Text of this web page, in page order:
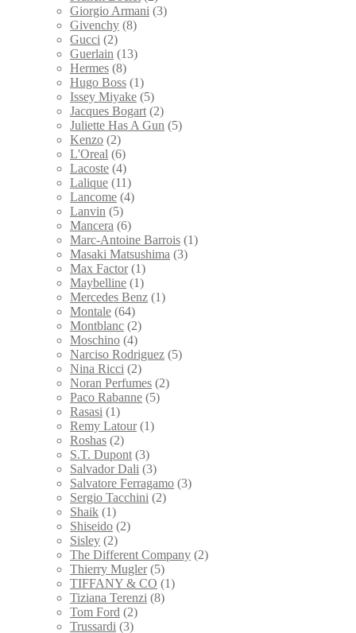
Giorgio Armani (3)
Givenchy (8)
Gucci (2)
Guerlain (13)
Hermes (8)
Hugo Boss (1)
Issey Miyake (5)
Jacques Bogart (2)
Juliette Has A Gun (5)
Kenzo (2)
L'Oreal (6)
Lacoste (4)
Lalique (11)
Lancome (4)
Lanvin (5)
Mancera (6)
Marc-Antoine Barrois (1)
Masaki Matsushima (3)
Max Factor (1)
Maybelline (1)
Mercedes Benz (1)
Montale (64)
Montblanc (2)
Moschino (4)
Narciso Rodriguez (5)
Nina Ricci (2)
Noran Perfumes (2)
Paco Rabanne (5)
Rasasi (1)
Remy Latour (1)
Roshas (2)
S.T. Dupont (3)
Salvador Dali (3)
Salvatore Ferragamo (3)
Sergio Tacchini (2)
Shaik (1)
Shiseido (2)
Sisley (2)
The Different Company (2)
Thierry Mugler (5)
TIFFANY & CO (1)
Tiziana Terenzi (8)
Tom Ford (2)
Trussardi (3)